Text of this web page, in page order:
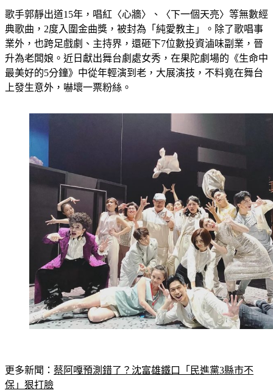
典歌曲，2度入圍金曲獎，被封為「純愛教主」。除了歌唱事
業外，也跨足戲劇、主持界，還砸下7位數投資滷味副業，晉
升為老闆娘。近日獻出舞台劇處女秀，在果陀劇場的《生命中
最美好的5分鐘》中從年輕演到老，大展演技，不料竟在舞台
上發生意外，嚇壞一票粉絲。
保」狠打臉